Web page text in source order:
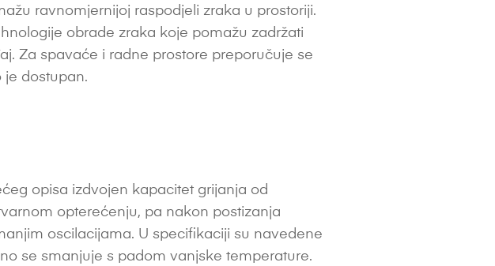
ravnomjernijoj raspodjeli zraka u prostoriji.
obrade zraka koje pomažu zadržati
Za spavaće i radne prostore preporučuje se
je dostupan.
opisa izdvojen kapacitet grijanja od
opterećenju, pa nakon postizanja
oscilacijama. U specifikaciji su navedene
se smanjuje s padom vanjske temperature.